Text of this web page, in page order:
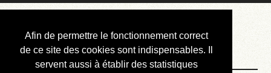
Afin de permettre le fonctionnement correct
de ce site des cookies sont indispensables. Il
servent aussi à établir des statistiques
Courbis, « LE »
Blog Officiel